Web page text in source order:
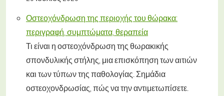
Οστεοχόνδρωση της περιοχής του θώρακα:
περιγραφή, συμπτώματα, θεραπεία
Τι είναι η οστεοχόνδρωση της θωρακικής
σπονδυλικής στήλης, μια επισκόπηση των αιτιών
και των τύπων της παθολογίας. Σημάδια
οστεοχονδρωσίας, πώς να την αντιμετωπίσετε.